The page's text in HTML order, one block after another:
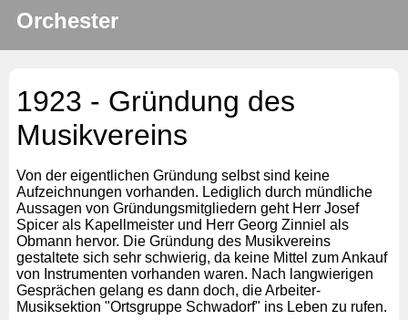
Orchester
1923 - Gründung des
Musikvereins
Von der eigentlichen Gründung selbst sind keine
Aufzeichnungen vorhanden. Lediglich durch mündliche
Aussagen von Gründungsmitgliedern geht Herr Josef
Spicer als Kapellmeister und Herr Georg Zinniel als
Obmann hervor. Die Gründung des Musikvereins
gestaltete sich sehr schwierig, da keine Mittel zum Ankauf
von Instrumenten vorhanden waren. Nach langwierigen
Gesprächen gelang es dann doch, die Arbeiter-
Musiksektion "Ortsgruppe Schwadorf" ins Leben zu rufen.